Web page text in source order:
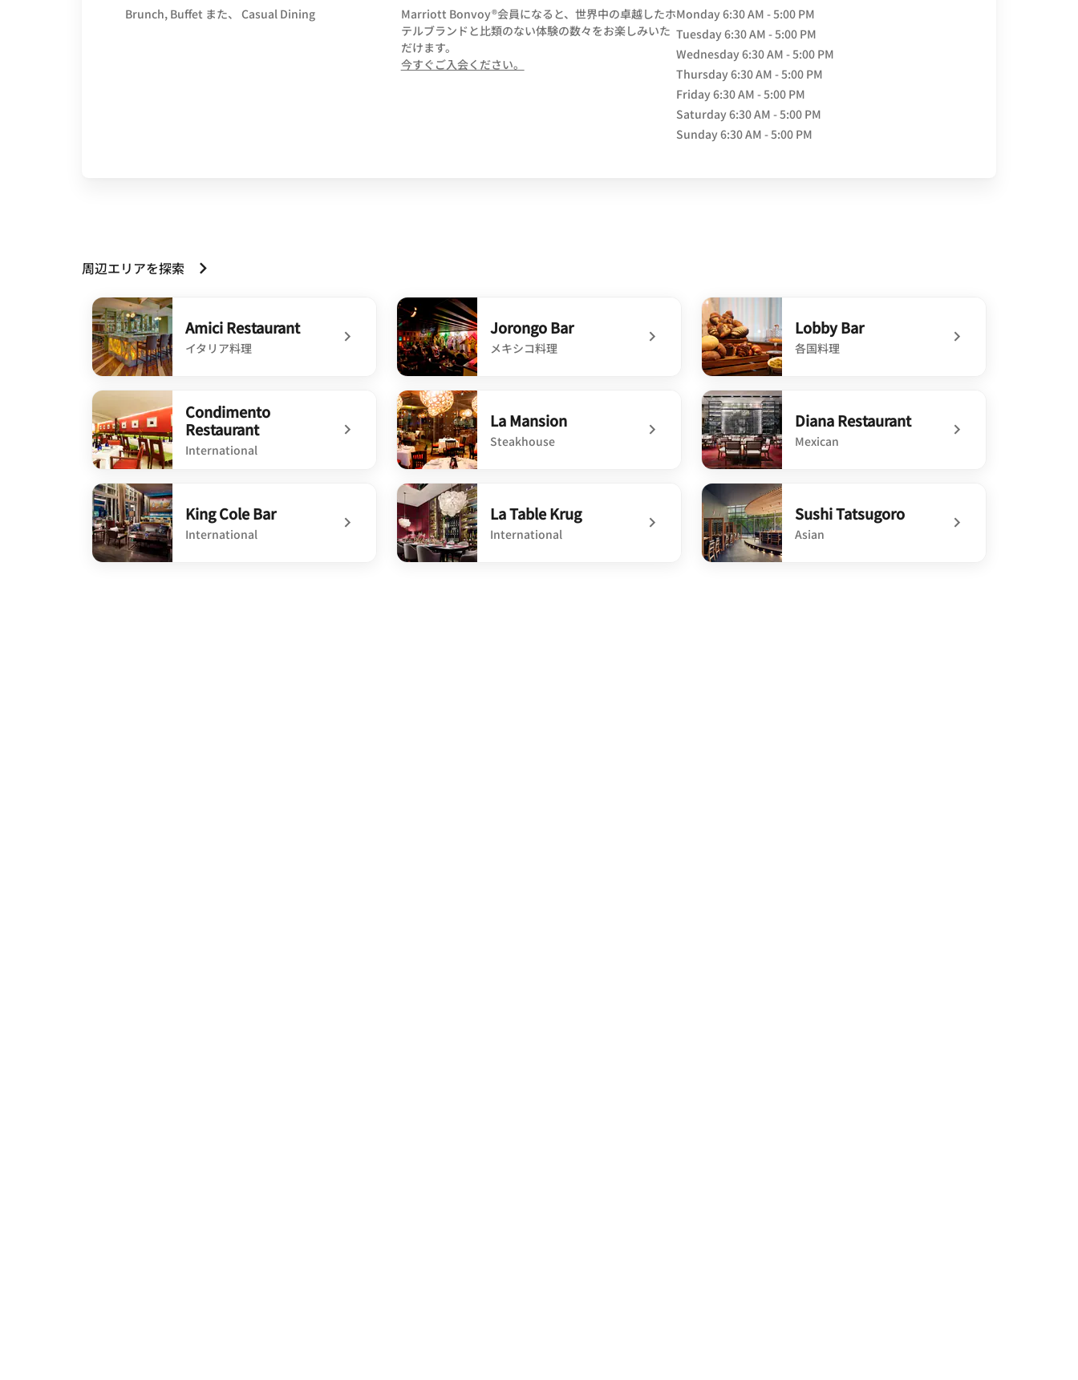
Brunch, Buffet また、 Casual Dining
Marriott Bonvoy®会員になると、世界中の卓越したホ
テルブランドと比類のない体験の数々をお楽しみいた
だけます。
今すぐご入会ください。
Monday6:30 AM - 5:00 PM
Tuesday6:30 AM - 5:00 PM
Wednesday6:30 AM - 5:00 PM
Thursday6:30 AM - 5:00 PM
Friday6:30 AM - 5:00 PM
Saturday6:30 AM - 5:00 PM
Sunday6:30 AM - 5:00 PM
周辺エリアを探索
Amici Restaurant
イタリア料理
undefined Amici Restaurant
Jorongo Bar
メキシコ料理
undefined Jorongo Bar
Lobby Bar
各国料理
undefined Lobby Bar
Condimento
Restaurant
International
undefined Condimento Restaurant
La Mansion
Steakhouse
undefined La Mansion
Diana Restaurant
Mexican
undefined Diana Restaurant
King Cole Bar
International
La Table Krug
International
Sushi Tatsugoro
Asian